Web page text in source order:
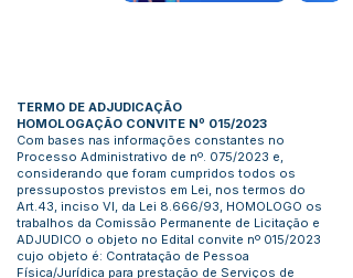
TERMO DE ADJUDICAÇÃO
HOMOLOGAÇÃO CONVITE Nº 015/2023
Com bases nas informações constantes no
Processo Administrativo de nº. 075/2023 e,
considerando que foram cumpridos todos os
pressupostos previstos em Lei, nos termos do
Art.43, inciso VI, da Lei 8.666/93, HOMOLOGO os
trabalhos da Comissão Permanente de Licitação e
ADJUDICO o objeto no Edital convite nº 015/2023
cujo objeto é: Contratação de Pessoa
Física/Jurídica para prestação de Serviços de